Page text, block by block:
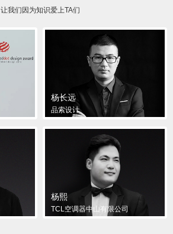
让我们因为知识爱上TA们
杨长远
品索设计
杨熙
TCL空调器中山有限公司